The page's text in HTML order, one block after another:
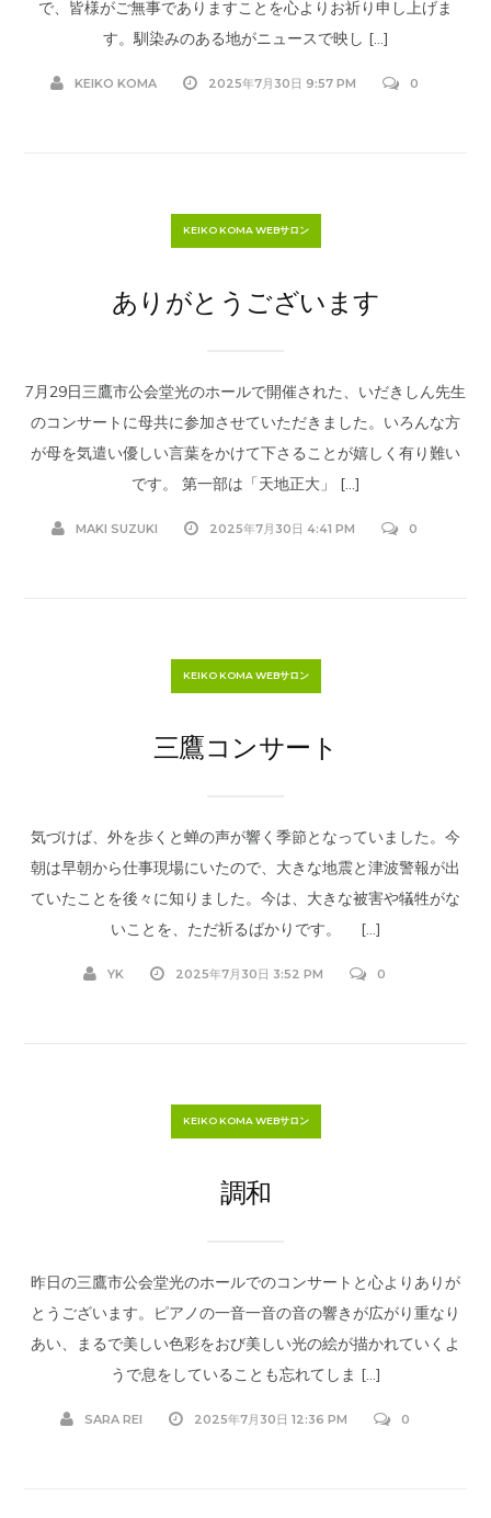
で、皆様がご無事でありますことを心よりお祈り申し上げま
す。馴染みのある地がニュースで映し […]
KEIKO KOMA 2025年7月30日 9:57 PM 0
KEIKO KOMA WEBサロン
ありがとうございます
7月29日三鷹市公会堂光のホールで開催された、いだきしん先生
のコンサートに母共に参加させていただきました。いろんな方
が母を気遣い優しい言葉をかけて下さることが嬉しく有り難い
です。 第一部は「天地正大」 […]
MAKI SUZUKI 2025年7月30日 4:41 PM 0
KEIKO KOMA WEBサロン
三鷹コンサート
気づけば、外を歩くと蝉の声が響く季節となっていました。今
朝は早朝から仕事現場にいたので、大きな地震と津波警報が出
ていたことを後々に知りました。今は、大きな被害や犠牲がな
いことを、ただ祈るばかりです。 […]
YK 2025年7月30日 3:52 PM 0
KEIKO KOMA WEBサロン
調和
昨日の三鷹市公会堂光のホールでのコンサートと心よりありが
とうございます。ピアノの一音一音の音の響きが広がり重なり
あい、まるで美しい色彩をおび美しい光の絵が描かれていくよ
うで息をしていることも忘れてしま […]
SARA REI 2025年7月30日 12:36 PM 0